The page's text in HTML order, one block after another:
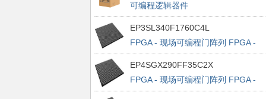
可编程逻辑器件
EP3SL340F1760C4L
FPGA - 现场可编程门阵列 FPGA -
Stratix III 13500 LABs 1120 IOs
EP4SGX290FF35C2X
FPGA - 现场可编程门阵列 FPGA -
Stratix IV GX 11648 LABs 564 IOs